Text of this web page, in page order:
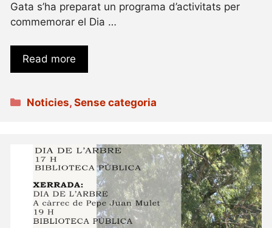
Gata s’ha preparat un programa d’activitats per
commemorar el Dia …
Read more
Categories
Noticies,Sense categoria